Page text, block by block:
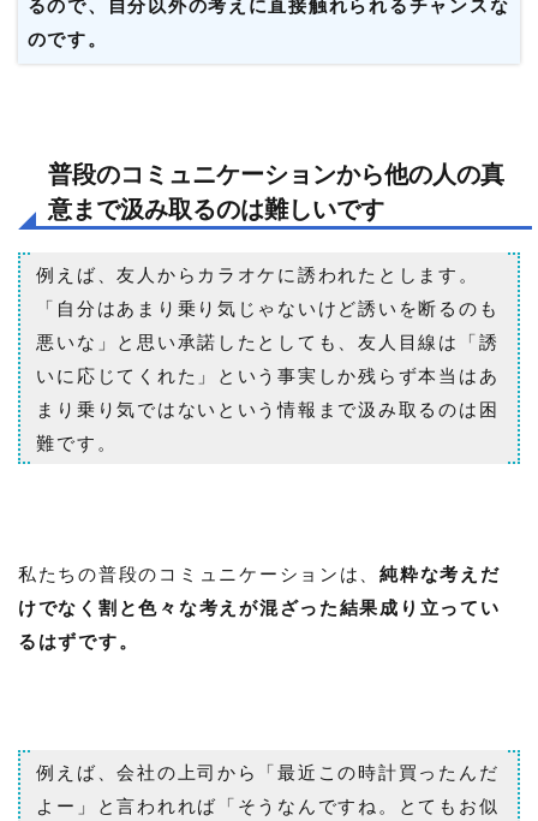
のです。
普段のコミュニケーションから他の人の真
意まで汲み取るのは難しいです
例えば、友人からカラオケに誘われたとします。
「自分はあまり乗り気じゃないけど誘いを断るのも
悪いな」と思い承諾したとしても、友人目線は「誘
いに応じてくれた」という事実しか残らず本当はあ
まり乗り気ではないという情報まで汲み取るのは困
難です。
私たちの普段のコミュニケーションは、純粋な考えだ
けでなく割と色々な考えが混ざった結果成り立ってい
るはずです。
例えば、会社の上司から「最近この時計買ったんだ
よー」と言われれば「そうなんですね。とてもお似